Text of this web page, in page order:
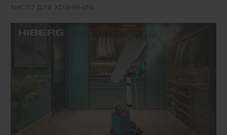
место для хранения.